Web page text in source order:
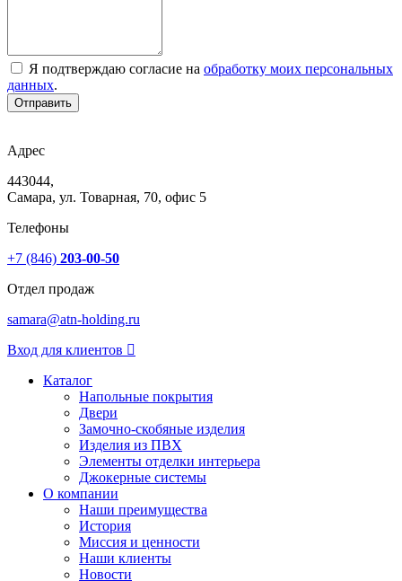
Я подтверждаю согласие на обработку моих персональных
данных.
Отправить
Адрес
443044,
Самара, ул. Товарная, 70, офис 5
Телефоны
+7 (846) 203-00-50
Отдел продаж
samara@atn-holding.ru
Вход для клиентов
Каталог
Напольные покрытия
Двери
Замочно-скобяные изделия
Изделия из ПВХ
Элементы отделки интерьера
Джокерные системы
О компании
Наши преимущества
История
Миссия и ценности
Наши клиенты
Новости